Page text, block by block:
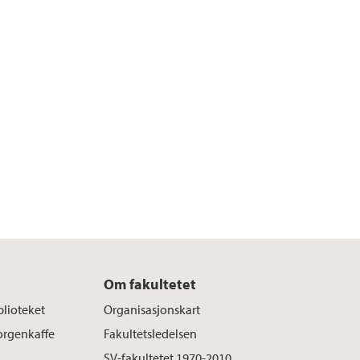
Om fakultetet
Organisasjonskart
Fakultetsledelsen